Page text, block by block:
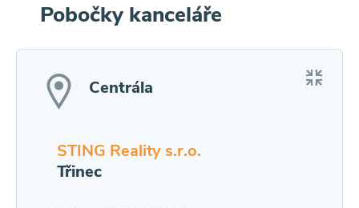
Pobočky kanceláře
Centrála
STING Reality s.r.o.
Třinec